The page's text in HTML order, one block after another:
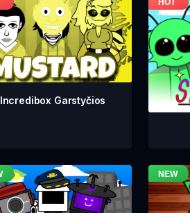
Incredibox Garstyčios